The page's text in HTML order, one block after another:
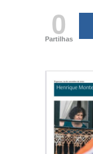
0
Partilhas